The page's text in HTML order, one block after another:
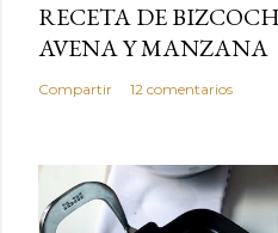
RECETA DE
AVENA Y MANZANA
Compartir 12 comentarios